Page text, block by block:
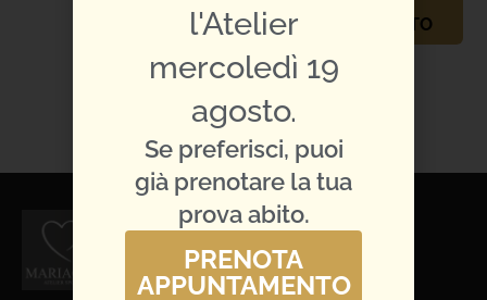
APPUNTAMENTO
TI PIACE L'ABITO?
CONDIVIDILO:
l'Atelier
mercoledì 19
agosto.
Se preferisci, puoi
già prenotare la tua
prova abito.
PRENOTA
APPUNTAMENTO